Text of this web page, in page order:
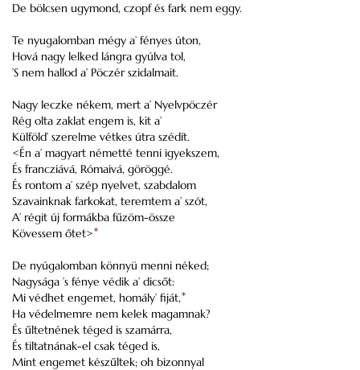
De bölcsen ugymond, czopf és fark nem eggy.
Te nyugalomban mégy a’ fényes úton,
Hová nagy lelked lángra gyúlva tol,
’S nem hallod a’ Pöczér szidalmait.
Nagy leczke nékem, mert a’ Nyelvpöczér
Rég olta zaklat engem is, kit a’
Külföld’ szerelme vétkes útra szédít.
<Én a’ magyart németté tenni igyekszem,
És francziává, Rómaivá, göröggé.
És rontom a’ szép nyelvet, szabdalom
Szavainknak farkokat, teremtem a’ szót,
A’ régit új formákba fűzöm-össze
Kövessem őtet>*
De nyúgalomban könnyü menni néked;
Nagysága ’s fénye védik a’ dicsőt:
Mi védhet engemet, homály’ fiját,*
Ha védelmemre nem kelek magamnak?
És űltetnének téged is szamárra,
És tiltatnának-el csak téged is,
Mint engemet készűltek; oh bizonnyal